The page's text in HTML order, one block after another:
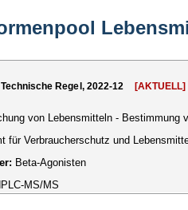
Technische Regel, 2022-12 [AKTUELL]
von Lebensmitteln - Bestimmung
für Verbraucherschutz und
Beta-Agonisten
MS/MS